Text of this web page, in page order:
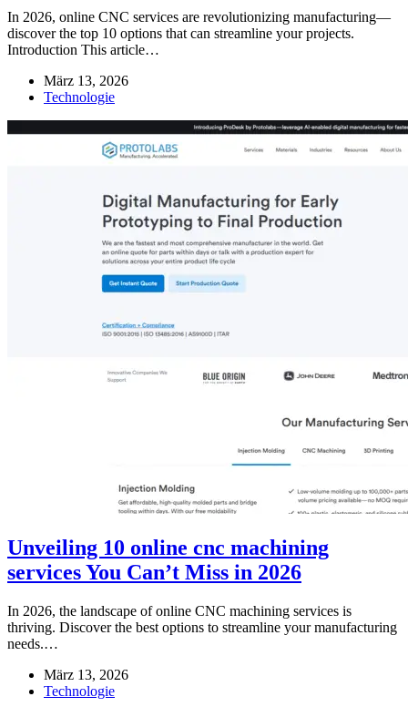
In 2026, online CNC services are revolutionizing manufacturing—
discover the top 10 options that can streamline your projects.
Introduction This article…
März 13, 2026
Technologie
Unveiling 10 online cnc machining
services You Can’t Miss in 2026
In 2026, the landscape of online CNC machining services is
thriving. Discover the best options to streamline your manufacturing
needs.…
März 13, 2026
Technologie